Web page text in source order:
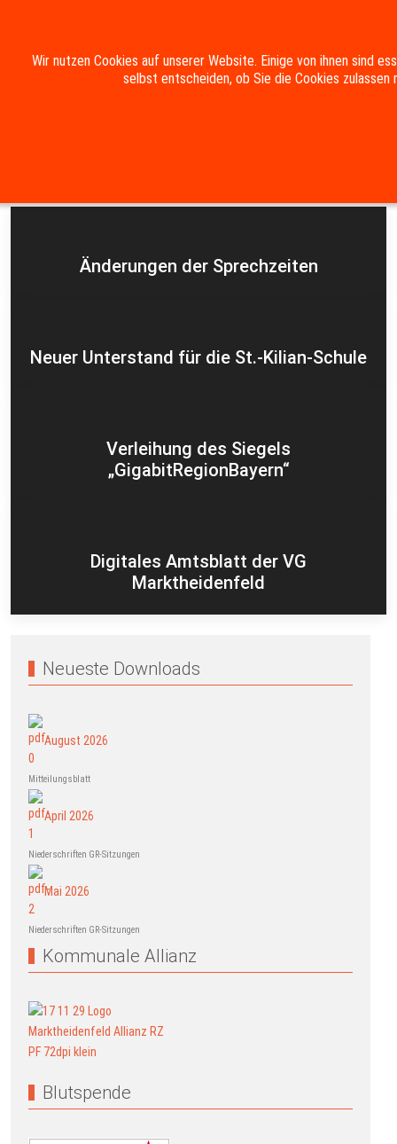
Impressum Datenschutzerklärung
Änderungen der Sprechzeiten
Neuer Unterstand für die St.-Kilian-Schule
Verleihung des Siegels
„GigabitRegionBayern“
Digitales Amtsblatt der VG
Marktheidenfeld
Neueste Downloads
August 2026
Mitteilungsblatt
April 2026
Niederschriften GR-Sitzungen
Mai 2026
Niederschriften GR-Sitzungen
Kommunale Allianz
Blutspende
Wir nutzen Cookies auf unserer Website. Einige von ihnen sind
selbst entscheiden, ob Sie die Cookies